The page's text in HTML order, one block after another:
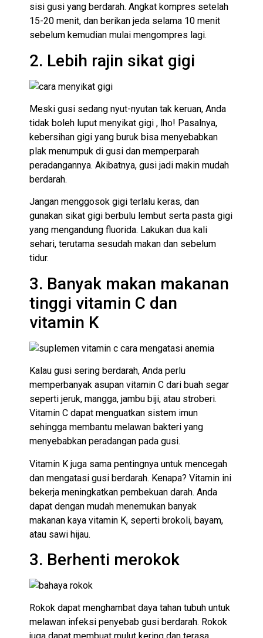
sisi gusi yang berdarah. Angkat kompres setelah
15-20 menit, dan berikan jeda selama 10 menit
sebelum kemudian mulai mengompres lagi.
2. Lebih rajin sikat gigi
Meski gusi sedang nyut-nyutan tak keruan, Anda
tidak boleh luput menyikat gigi , lho! Pasalnya,
kebersihan gigi yang buruk bisa menyebabkan
plak menumpuk di gusi dan memperparah
peradangannya. Akibatnya, gusi jadi makin mudah
berdarah.
Jangan menggosok gigi terlalu keras, dan
gunakan sikat gigi berbulu lembut serta pasta gigi
yang mengandung fluorida. Lakukan dua kali
sehari, terutama sesudah makan dan sebelum
tidur.
3. Banyak makan makanan
tinggi vitamin C dan
vitamin K
Kalau gusi sering berdarah, Anda perlu
memperbanyak asupan vitamin C dari buah segar
seperti jeruk, mangga, jambu biji, atau stroberi.
Vitamin C dapat menguatkan sistem imun
sehingga membantu melawan bakteri yang
menyebabkan peradangan pada gusi.
Vitamin K juga sama pentingnya untuk mencegah
dan mengatasi gusi berdarah. Kenapa? Vitamin ini
bekerja meningkatkan pembekuan darah. Anda
dapat dengan mudah menemukan banyak
makanan kaya vitamin K, seperti brokoli, bayam,
atau sawi hijau.
3. Berhenti merokok
Rokok dapat menghambat daya tahan tubuh untuk
melawan infeksi penyebab gusi berdarah. Rokok